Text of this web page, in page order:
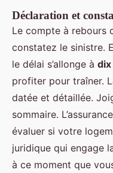
Déclaration et
Le compte à rebours
constatez le sinistre.
le délai s’allonge à
profiter pour traîner.
datée et détaillée.
sommaire.
évaluer si votre
juridique qui engage
à ce moment que